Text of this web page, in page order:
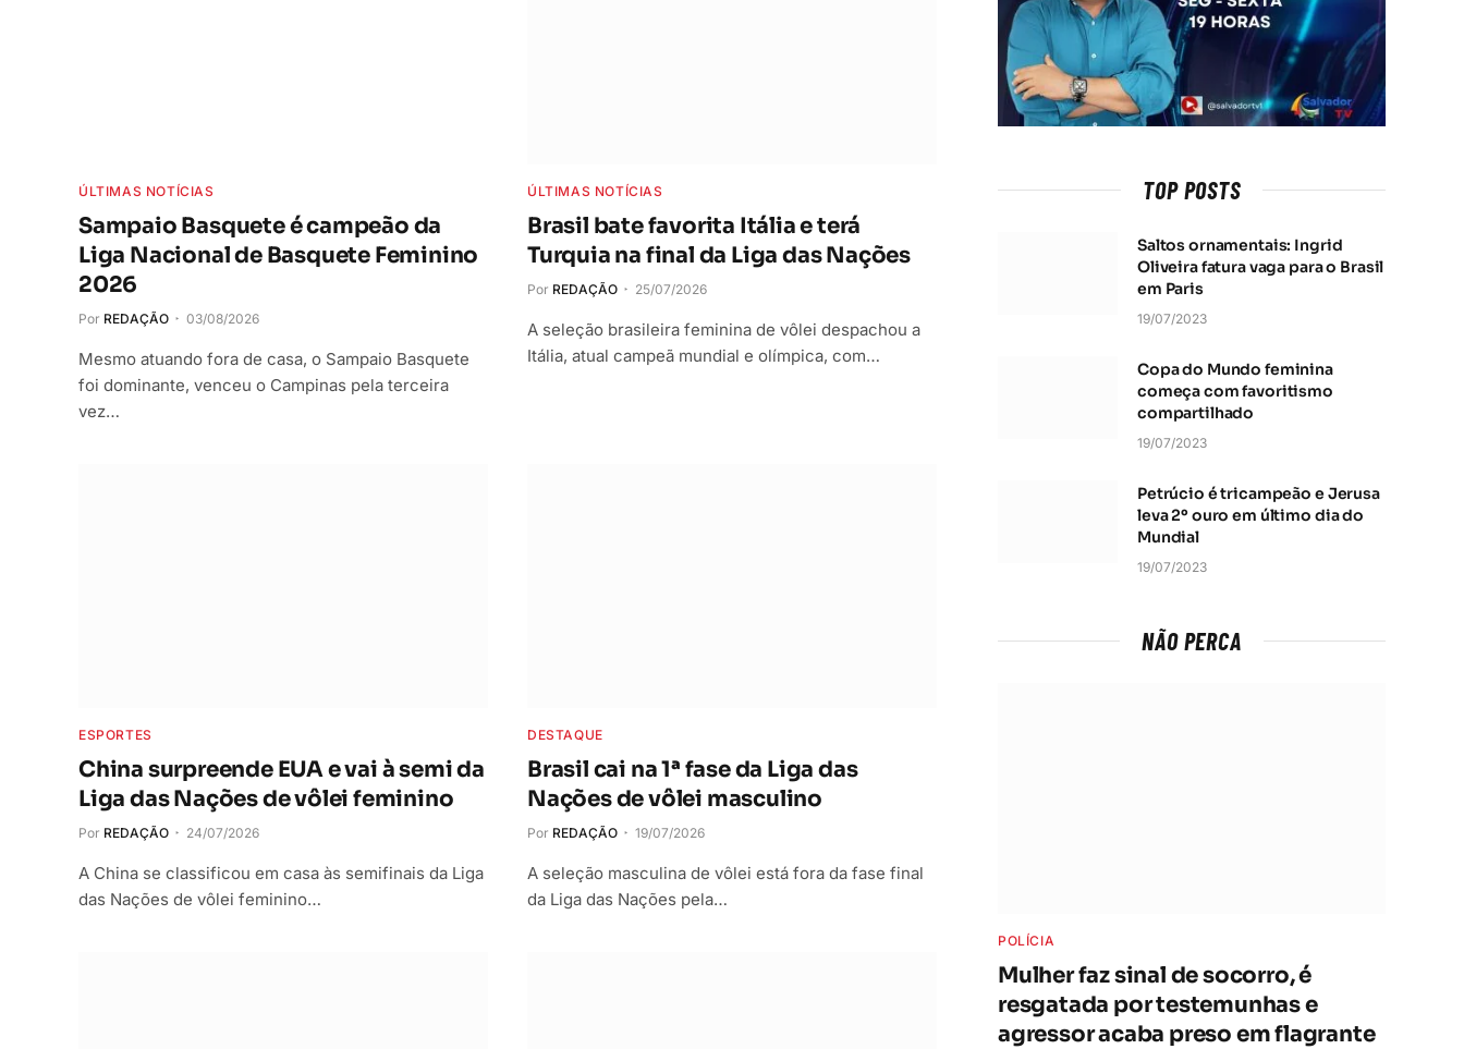
ÚLTIMAS NOTÍCIAS
Sampaio Basquete é campeão da
Liga Nacional de Basquete Feminino
2026
Por REDAÇÃO 03/08/2026
Mesmo atuando fora de casa, o Sampaio Basquete
foi dominante, venceu o Campinas pela terceira
vez…
ÚLTIMAS NOTÍCIAS
Brasil bate favorita Itália e terá
Turquia na final da Liga das Nações
Por REDAÇÃO 25/07/2026
A seleção brasileira feminina de vôlei despachou a
Itália, atual campeã mundial e olímpica, com…
ESPORTES
China surpreende EUA e vai à semi da
Liga das Nações de vôlei feminino
Por REDAÇÃO 24/07/2026
A China se classificou em casa às semifinais da Liga
das Nações de vôlei feminino…
DESTAQUE
Brasil cai na 1ª fase da Liga das
Nações de vôlei masculino
Por REDAÇÃO 19/07/2026
A seleção masculina de vôlei está fora da fase final
da Liga das Nações pela…
TOP POSTS
Saltos ornamentais: Ingrid
Oliveira fatura vaga para o Brasil
em Paris
19/07/2023
Copa do Mundo feminina
começa com favoritismo
compartilhado
19/07/2023
Petrúcio é tricampeão e Jerusa
leva 2º ouro em último dia do
Mundial
19/07/2023
NÃO PERCA
POLÍCIA
Mulher faz sinal de socorro, é
resgatada por testemunhas e
agressor acaba preso em flagrante